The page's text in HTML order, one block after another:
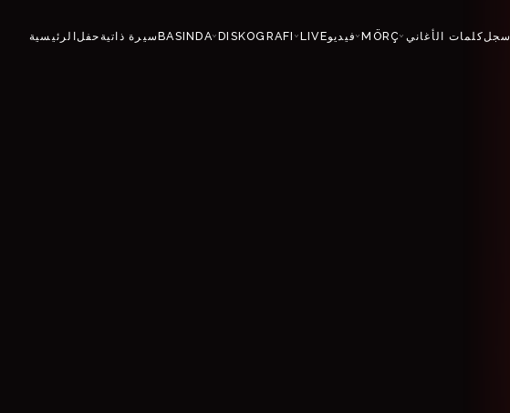
الرئيسيةحفلسيرة ذاتيةBASINDA›DISKOGRAFI ›LIVEفيديو›MÖRÇ›كلمات الأغانيسجل